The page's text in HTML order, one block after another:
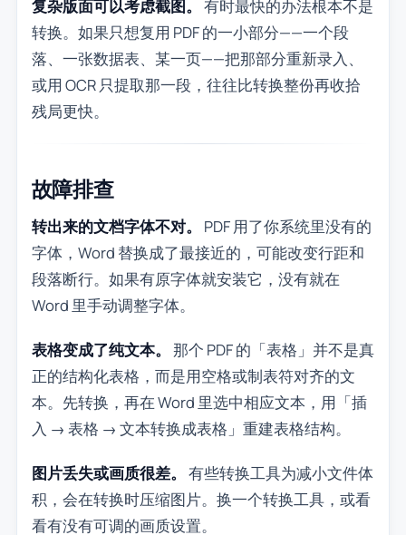
复杂版面可以考虑截图。 有时最快的办法根本不是
转换。如果只想复用 PDF 的一小部分——一个段
落、一张数据表、某一页——把那部分重新录入、
或用 OCR 只提取那一段，往往比转换整份再收拾
残局更快。
故障排查
转出来的文档字体不对。
PDF 用了你系统里没有的
字体，Word 替换成了最接近的，可能改变行距和
段落断行。如果有原字体就安装它，没有就在
Word 里手动调整字体。
表格变成了纯文本。 那个 PDF 的「表格」并不是真
正的结构化表格，而是用空格或制表符对齐的文
本。先转换，再在 Word 里选中相应文本，用「插
入 → 表格 → 文本转换成表格」重建表格结构。
图片丢失或画质很差。 有些转换工具为减小文件体
积，会在转换时压缩图片。换一个转换工具，或看
看有没有可调的画质设置。